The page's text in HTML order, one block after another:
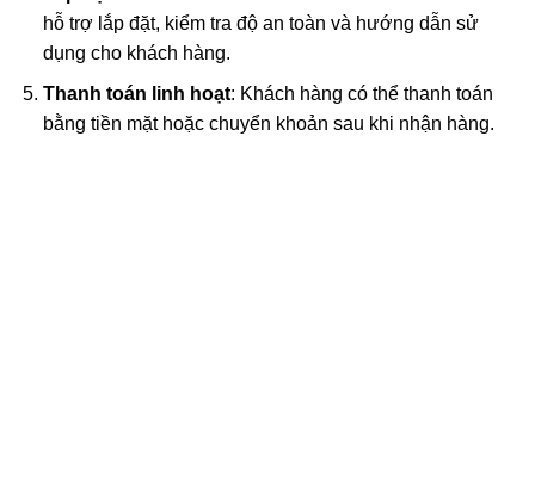
hỗ trợ lắp đặt, kiểm tra độ an toàn và hướng dẫn sử
dụng cho khách hàng.
Thanh toán linh hoạt: Khách hàng có thể thanh toán
bằng tiền mặt hoặc chuyển khoản sau khi nhận hàng.